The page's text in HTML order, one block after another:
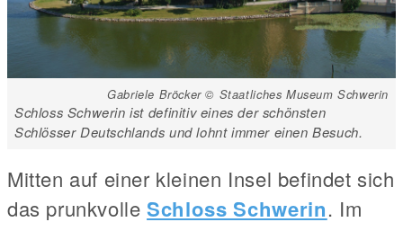
Gabriele Bröcker © Staatliches Museum Schwerin
Schloss Schwerin ist definitiv eines der schönsten
Schlösser Deutschlands und lohnt immer einen Besuch.
Mitten auf einer kleinen Insel befindet sich
das prunkvolleSchloss Schwerin. Im